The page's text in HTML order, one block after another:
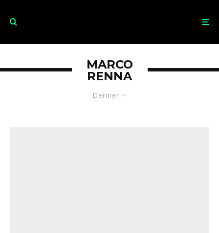
Dernier
MARCO
RENNA